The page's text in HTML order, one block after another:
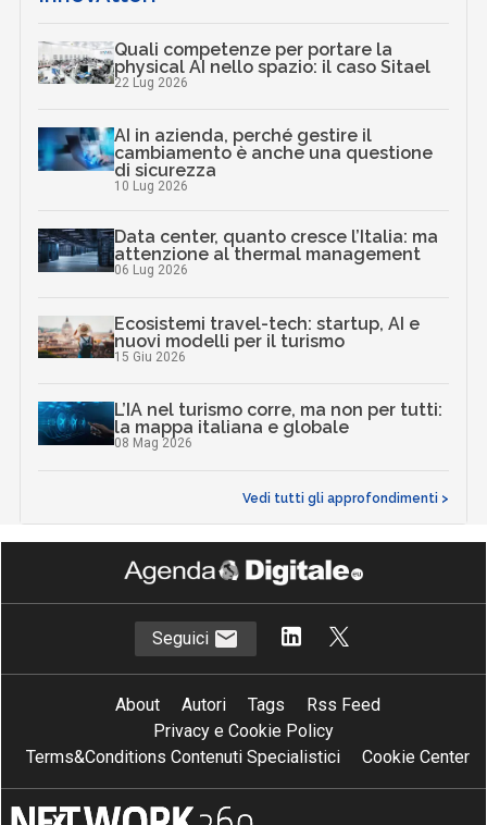
Quali competenze per portare la
physical AI nello spazio: il caso Sitael
22 Lug 2026
AI in azienda, perché gestire il
cambiamento è anche una questione
di sicurezza
10 Lug 2026
Data center, quanto cresce l’Italia: ma
attenzione al thermal management
06 Lug 2026
Ecosistemi travel-tech: startup, AI e
nuovi modelli per il turismo
15 Giu 2026
L’IA nel turismo corre, ma non per tutti:
la mappa italiana e globale
08 Mag 2026
Vedi tutti gli approfondimenti >
Seguici
About Autori Tags
Rss Feed
Privacy e Cookie Policy
Terms&Conditions Contenuti Specialistici
Cookie Center